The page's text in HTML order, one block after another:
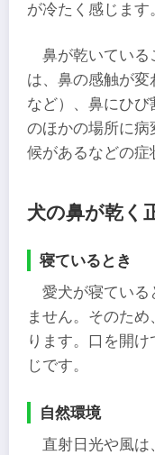
が冷たく感じます
鼻が乾いている
は、鼻の感触が
など）、鼻にひ
のほかの場所に病
候があるなどの症
犬の鼻が乾く
寝ているとき
愛犬が寝ている
ません。そのた
ります。口を開
じです。
自然環境
直射日光や風は